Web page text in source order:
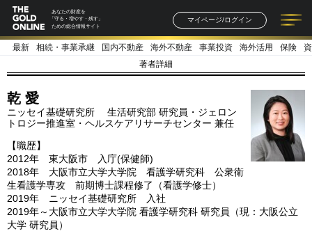
あなたの財産を
「守る・増やす・残す」
ための総合情報サイト
マイページ/ログイン
記事一覧 連載一覧
著者一覧 書籍一覧
最新 相続・事業承継 国内不動産 海外不動産 事業投資 海外活用 保険
著者詳細
乾 愛
ニッセイ基礎研究所 生活研究部 研究員・ジェロン
トロジー推進室・ヘルスケアリサーチセンター 兼任
【職歴】
2012年 東大阪市 入庁(保健師)
2018年 大阪市立大学大学院 看護学研究科 公衆衛
生看護学専攻 前期博士課程修了（看護学修士）
2019年 ニッセイ基礎研究所 入社
2019年～大阪市立大学大学院 看護学研究科 研究員（現：大阪公立
大学 研究員）